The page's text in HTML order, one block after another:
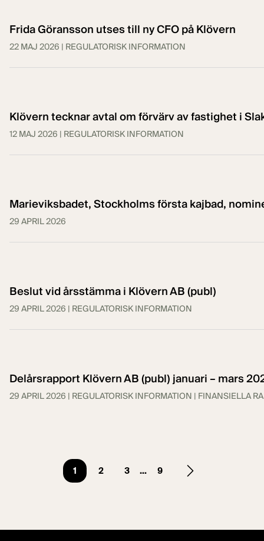
Frida Göransson utses till ny CFO på Klövern
22 MAJ 2026 | REGULATORISK INFORMATION
Klövern tecknar avtal om förvärv av fastighet i
12 MAJ 2026 | REGULATORISK INFORMATION
Marieviksbadet, Stockholms första kajbad,
29 APRIL 2026
Beslut vid årsstämma i Klövern AB (publ)
29 APRIL 2026 | REGULATORISK INFORMATION
Delårsrapport Klövern AB (publ) januari – mars
29 APRIL 2026 | REGULATORISK INFORMATION | FINANSIELLA
__Page
1 Page
2 Page
3 … Page
9